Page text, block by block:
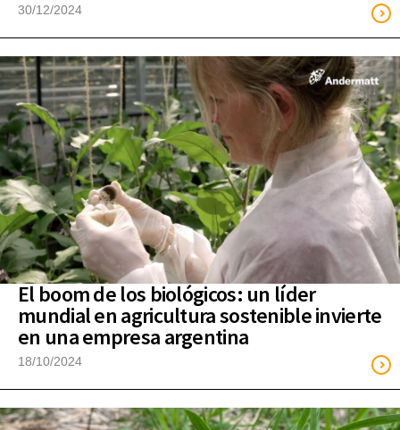
30/12/2024
El boom de los biológicos: un líder
mundial en agricultura sostenible invierte
en una empresa argentina
18/10/2024